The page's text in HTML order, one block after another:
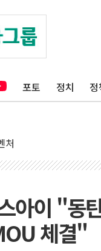
포토 정치 정
처
아이 "동
체결"